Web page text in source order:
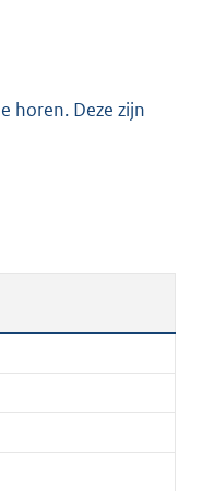
horen. Deze zijn